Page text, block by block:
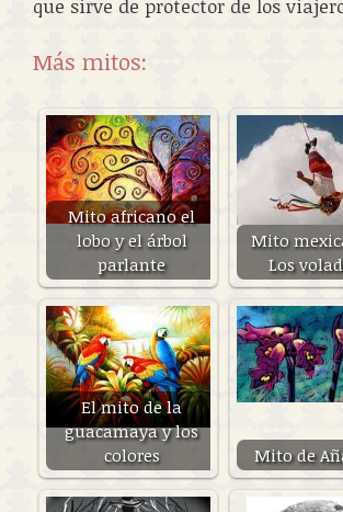
que sirve de protector de los
Más mitos:
Mito africano el
lobo y el árbol
parlante
Mito
Los
El mito de la
guacamaya y los
colores
Mito de